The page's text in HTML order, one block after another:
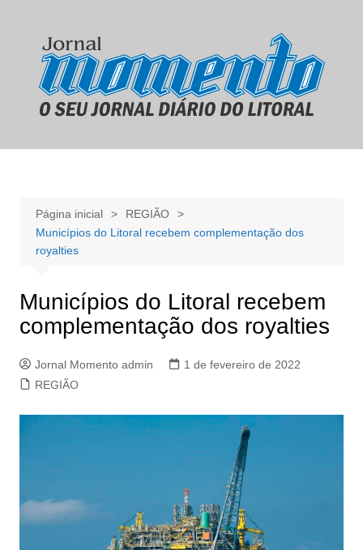
conteúdo
Página inicial
REGIÃO
Municípios do Litoral recebem complementação dos
royalties
Municípios do Litoral recebem
complementação dos royalties
Jornal Momento admin
1 de fevereiro de 2022
REGIÃO